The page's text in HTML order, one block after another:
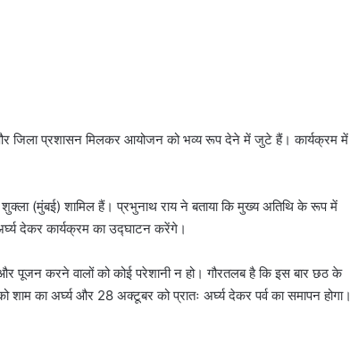
जिला प्रशासन मिलकर आयोजन को भव्य रूप देने में जुटे हैं। कार्यक्रम में
(मुंबई) शामिल हैं। प्रभुनाथ राय ने बताया कि मुख्य अतिथि के रूप में
देकर कार्यक्रम का उद्घाटन करेंगे।
पूजन करने वालों को कोई परेशानी न हो। गौरतलब है कि इस बार छठ के
का अर्घ्य और 28 अक्टूबर को प्रातः अर्घ्य देकर पर्व का समापन होगा।